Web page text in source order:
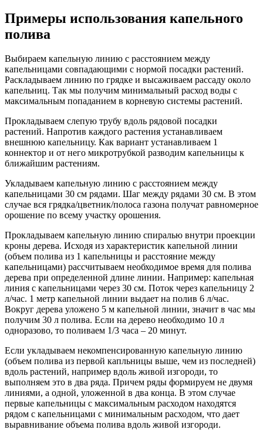
Примеры использования капельного
полива
Выбираем капельную линию с расстоянием между
капельницами совпадающими с нормой посадки растений.
Раскладываем линию по грядке и высаживаем рассаду около
капельниц. Так мы получим минимальный расход воды с
максимальным попаданием в корневую системы растений.
Прокладываем слепую трубу вдоль рядовой посадки
растений. Напротив каждого растения устанавливаем
внешнюю капельницу. Как вариант устанавливаем 1
коннектор и от него микротрубкой разводим капельницы к
ближайшим растениям.
Укладываем капельную линию с расстоянием между
капельницами 30 см рядами. Шаг между рядами 30 см. В этом
случае вся грядка/цветник/полоса газона получат равномерное
орошение по всему участку орошения.
Прокладываем капельную линию спиралью внутри проекции
кроны дерева. Исходя из характеристик капельной линии
(объем полива из 1 капельницы и расстояние между
капельницами) рассчитываем необходимое время для полива
дерева при определенной длине линии. Например: капельная
линия с капельницами через 30 см. Поток через капельницу 2
л/час. 1 метр капельной линии выдает на полив 6 л/час.
Вокруг дерева уложено 5 м капельной линии, значит в час мы
получим 30 л полива. Если на дерево необходимо 10 л
одноразово, то поливаем 1/3 часа – 20 минут.
Если укладываем некомпенсированную капельную линию
(объем полива из первой капльницы выше, чем из последней)
вдоль растений, например вдоль живой изгороди, то
выполняем это в два ряда. Причем ряды формируем не двумя
линиями, а одной, уложенной в два конца. В этом случае
первые капельницы с максимальным расходом находятся
рядом с капельницами с минимальным расходом, что дает
выравнивание объема полива вдоль живой изгороди.